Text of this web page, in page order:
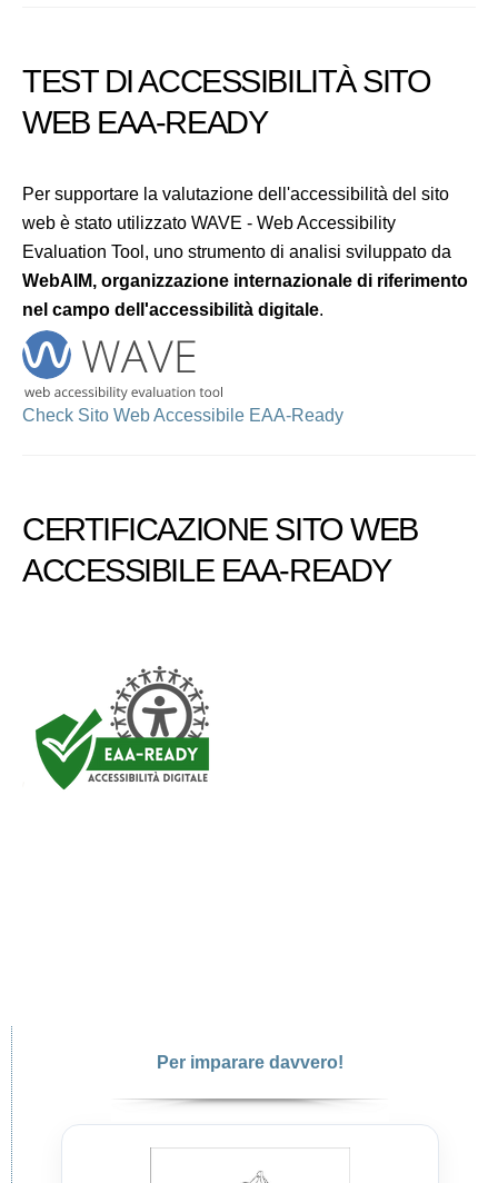
TEST DI ACCESSIBILITÀ SITO
WEB EAA-READY
Per supportare la valutazione dell'accessibilità del sito
web è stato utilizzato WAVE - Web Accessibility
Evaluation Tool, uno strumento di analisi sviluppato da
WebAIM, organizzazione internazionale di riferimento
nel campo dell'accessibilità digitale.
Check Sito Web Accessibile EAA-Ready
CERTIFICAZIONE SITO WEB
ACCESSIBILE EAA-READY
Per imparare davvero!